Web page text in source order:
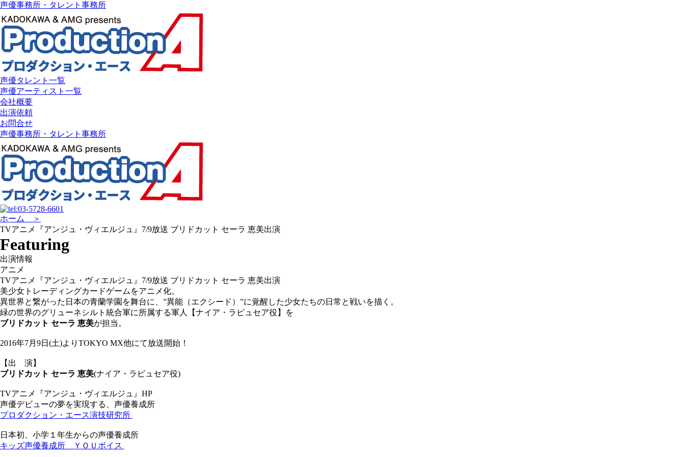
声優事務所・タレント事務所
声優タレント一覧
声優アーティスト一覧
会社概要
出演依頼
お問合せ
声優事務所・タレント事務所
ホーム ＞
TVアニメ『アンジュ・ヴィエルジュ』7/9放送 ブリドカット セーラ 恵美出演
Featuring
出演情報
アニメ
TVアニメ『アンジュ・ヴィエルジュ』7/9放送 ブリドカット セーラ 恵美出演
美少女トレーディングカードゲームをアニメ化。
異世界と繋がった日本の青蘭学園を舞台に、”異能（エクシード）”に覚醒した少女たちの日常と戦いを描く。
緑の世界のグリューネシルト統合軍に所属する軍人【ナイア・ラピュセア役】を
ブリドカット セーラ 恵美が担当。
2016年7月9日(土)よりTOKYO MX他にて放送開始！
【出 演】
ブリドカット セーラ 恵美(ナイア・ラピュセア役)
TVアニメ『アンジュ・ヴィエルジュ』HP
声優デビューの夢を実現する、声優養成所
プロダクション・エース演技研究所
日本初、小学１年生からの声優養成所
キッズ声優養成所 ＹＯＵボイス